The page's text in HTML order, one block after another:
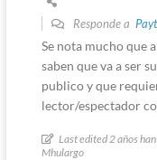
Responde a
Se nota mucho que
saben que va a ser
publico y que
lector/espectador
Last edited 2 años
Mhulargo